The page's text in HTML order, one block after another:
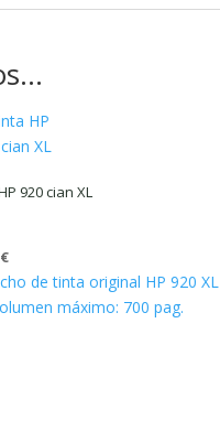
920 cian XL
€
de tinta original HP 920 XL
máximo: 700 pag.